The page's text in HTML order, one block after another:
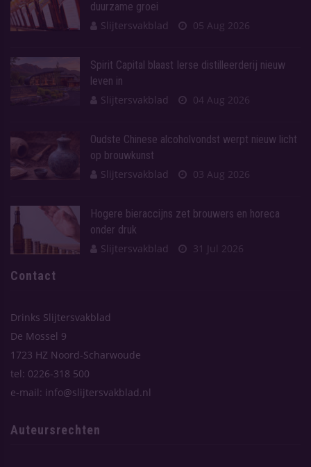
duurzame groei
Slijtersvakblad
05 Aug 2026
Spirit Capital blaast Ierse distilleerderij nieuw
leven in
Slijtersvakblad
04 Aug 2026
Oudste Chinese alcoholvondst werpt nieuw licht
op brouwkunst
Slijtersvakblad
03 Aug 2026
Hogere bieraccijns zet brouwers en horeca
onder druk
Slijtersvakblad
31 Jul 2026
Contact
Drinks Slijtersvakblad
De Mossel 9
1723 HZ Noord-Scharwoude
tel: 0226-318 500
e-mail: info@slijtersvakblad.nl
Auteursrechten